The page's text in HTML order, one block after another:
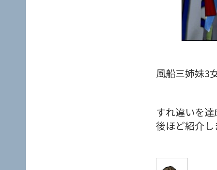
風船三姉妹3
すれ違いを
後ほど紹介し